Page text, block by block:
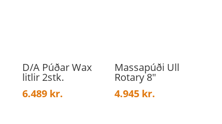
D/A Púðar Wax
litlir 2stk.
6.489 kr.
Massapúði Ull
Rotary 8″
4.945 kr.